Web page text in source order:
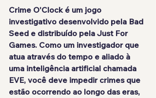
Crime O'Clock é um jogo
investigativo desenvolvido pela Bad
Seed e distribuído pela Just For
Games. Como um investigador que
atua através do tempo e aliado à
uma inteligência artificial chamada
EVE, você deve impedir crimes que
estão ocorrendo ao longo das eras,